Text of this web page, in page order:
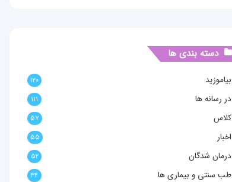
دسته بندی ها
بیاموزید ۱۲۰
در رسانه ها ۱۱۱
کلاس ۵۷
اخبار ۵۵
درمان شدگان ۵۲
طب سنتی و بیماری ها ۴۴